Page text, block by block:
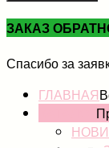
ЗАКАЗ
Спасибо за
ГЛАВНАЯ